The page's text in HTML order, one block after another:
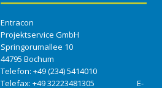
Entracon
Projektservice GmbH
Springorumallee 10
44795 Bochum
Telefon: +49 (234) 5414010
Telefax: +49 32223481305 E-